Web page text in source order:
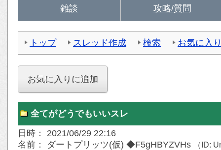
雑談 攻略/質問
トップ スレッド作成 検索 お気に入
全てがどうでもいいスレ
日時： 2021/06/29 22:16
名前： ダートプリッツ(仮) ◆F5gHBYZVHs
（ID: